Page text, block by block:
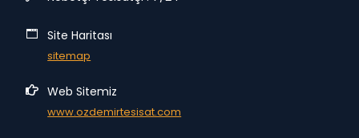
Site Haritası
sitemap
Web Sitemiz
www.ozdemirtesisat.com